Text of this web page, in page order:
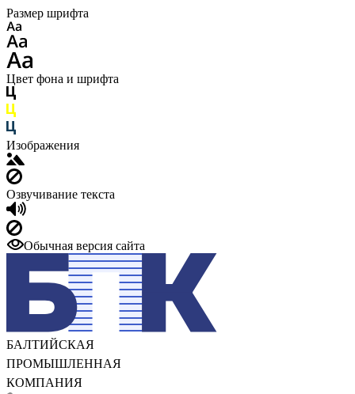
Размер шрифта
Цвет фона и шрифта
Изображения
Озвучивание текста
Обычная версия сайта
БАЛТИЙСКАЯ
ПРОМЫШЛЕННАЯ
КОМПАНИЯ